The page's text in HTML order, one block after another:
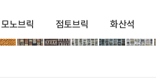
모노브릭 점토브릭 화산석